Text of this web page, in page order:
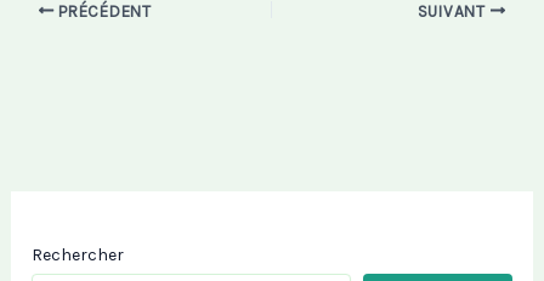
PRÉCÉDENT SUIVANT
Rechercher